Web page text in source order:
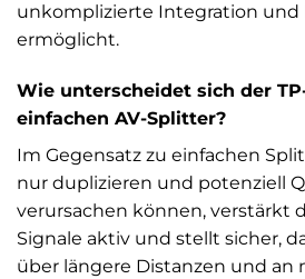
unkomplizierte Integration
ermöglicht.
Wie unterscheidet sich der
einfachen AV-Splitter?
Im Gegensatz zu einfachen
nur duplizieren und potenziell
verursachen können, verstärkt
Signale aktiv und stellt sicher,
über längere Distanzen und an